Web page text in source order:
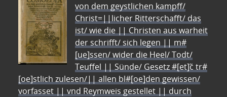
von dem geystlichen kampff/
Christ=||licher Ritterschafft/ das
ist/ wie die || Christen aus warheit
der schrifft/ sich legen || m#
[ue]ssen/ wider die Heel/ Todt/
Teuffel || Sünde/ Gesetz #[et]c̃ tr#
[oe]stlich zulesen/|| allen bl#[oe]den gewissen/
vorfasset || vnd Reymweis gestellet || durch